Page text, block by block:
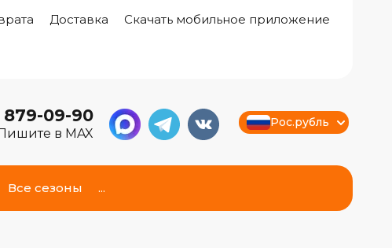
Доставка Скачать мобильное приложение
879-09-90
в MAX
Рос.рубль
Все сезоны ...